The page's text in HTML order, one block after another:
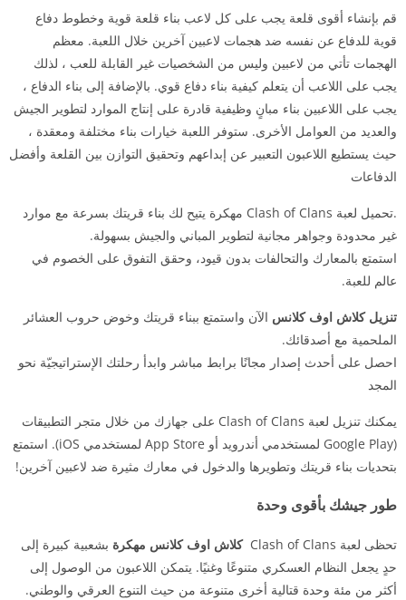
قم بإنشاء أقوى قلعة يجب على كل لاعب بناء قلعة قوية وخطوط دفاع
قوية للدفاع عن نفسه ضد هجمات لاعبين آخرين خلال اللعبة. معظم
الهجمات تأتي من لاعبين وليس من الشخصيات غير القابلة للعب ، لذلك
يجب على اللاعب أن يتعلم كيفية بناء دفاع قوي. بالإضافة إلى بناء الدفاع ،
يجب على اللاعبين بناء مبانٍ وظيفية قادرة على إنتاج الموارد لتطوير الجيش
والعديد من العوامل الأخرى. ستوفر اللعبة خيارات بناء مختلفة ومعقدة ،
حيث يستطيع اللاعبون التعبير عن إبداعهم وتحقيق التوازن بين القلعة وأفضل
الدفاعات
.تحميل لعبة Clash of Clans مهكرة يتيح لك بناء قريتك بسرعة مع موارد
غير محدودة وجواهر مجانية لتطوير المباني والجيش بسهولة.
استمتع بالمعارك والتحالفات بدون قيود، وحقق التفوق على الخصوم في
عالم للعبة.
تنزيل كلاش اوف كلانس الآن واستمتع ببناء قريتك وخوض حروب العشائر
الملحمية مع أصدقائك.
احصل على أحدث إصدار مجانًا برابط مباشر وابدأ رحلتك الإستراتيجيّة نحو
المجد
يمكنك تنزيل لعبة Clash of Clans على جهازك من خلال متجر التطبيقات
(Google Play لمستخدمي أندرويد أو App Store لمستخدمي iOS). استمتع
بتحديات بناء قريتك وتطويرها والدخول في معارك مثيرة ضد لاعبين آخرين!
طور جيشك بأقوى وحدة
تحظى لعبة Clash of Clans كلاش اوف كلانس مهكرة بشعبية كبيرة إلى
حدٍ يجعل النظام العسكري متنوعًا وغنيًا. يتمكن اللاعبون من الوصول إلى
أكثر من مئة وحدة قتالية أخرى متنوعة من حيث التنوع العرقي والوطني.